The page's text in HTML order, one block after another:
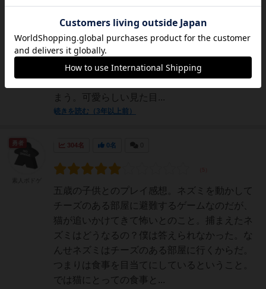
猫から逃げながら自分のネズミたちを進めてい
って、より多くのチーズがある楽園を目指すと
いったゲーム。わかりやすいルールとコンポー
ネントの可愛らしさがとても良い！2周目から
のねこはスピードアップするので、連続でねこ
まう。可愛らしい見た目...
続きを読む（3年以上前）
304名 0名
五歳の子供とのプレイ感想。ネズミを動かして
チーズのある部屋に避難するゲームなのだが、
猫が追いかけてきて怖いとのこと。捕まえたネ
ズミはどうなるの？僕は答えられなかった。な
んせネズミはチーズのある部屋に行くからだ。
つまりは食事を目当てにしているということ。
では猫にとっての食事と...
勇者